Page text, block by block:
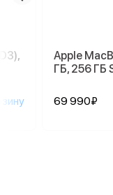
Apple
ГБ, 256 ГБ
69 990₽